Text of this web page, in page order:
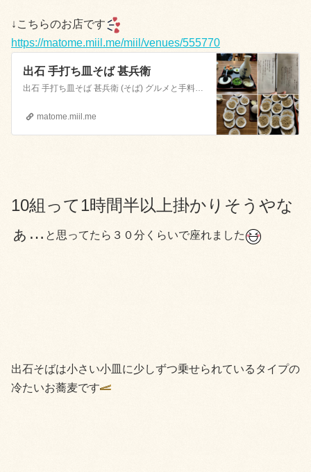
↓こちらのお店です
https://matome.miil.me/miil/venues/555770
出石 手打ち皿そば 甚兵衛
出石 手打ち皿そば 甚兵衛 (そば) グルメと手料理のおすすめ情報サイト
matome.miil.me
10組って1時間半以上掛かりそうやな
ぁ… と思ってたら３０分くらいで座れました
出石そばは小さい小皿に少しずつ乗せられているタイプの
冷たいお蕎麦です